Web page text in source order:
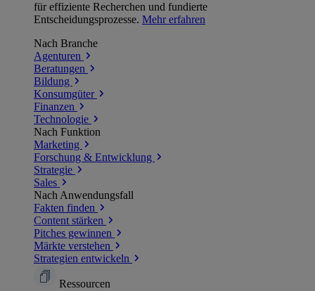
für effiziente Recherchen und fundierte
Entscheidungsprozesse. Mehr erfahren
Nach Branche
Agenturen
Beratungen
Bildung
Konsumgüter
Finanzen
Technologie
Nach Funktion
Marketing
Forschung & Entwicklung
Strategie
Sales
Nach Anwendungsfall
Fakten finden
Content stärken
Pitches gewinnen
Märkte verstehen
Strategien entwickeln
Ressourcen